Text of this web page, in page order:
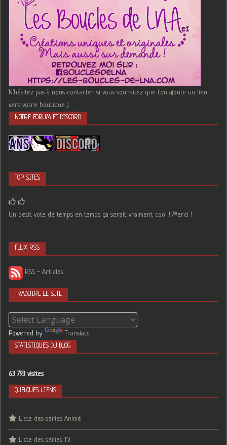
N'hésitez pas à nous contacter si vous souhaitez que l'on ajoute un lien
vers votre boutique :)
NOTRE FORUM ET DISCORD
TOP SITES
Un petit vote de temps en temps ça serait vraiment cool ! Merci !
FLUX RSS
RSS - Articles
TRADUIRE LE SITE
Powered by Translate
STATISTIQUES DU BLOG
63 793 visites
QUELQUES LIENS
Liste des séries Animé
Liste des séries TV